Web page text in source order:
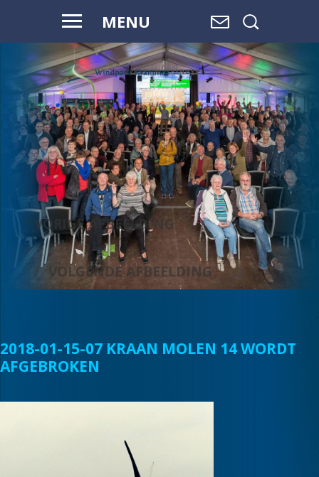
MENU
VOOR HAAR
EN ONZE
TOEKOMST
VORIGE AFBEELDING
VOLGENDE AFBEELDING
2018-01-15-07 KRAAN MOLEN 14 WORDT
AFGEBROKEN